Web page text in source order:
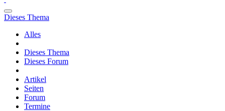
Dieses Thema
Alles
Dieses Thema
Dieses Forum
Artikel
Seiten
Forum
Termine